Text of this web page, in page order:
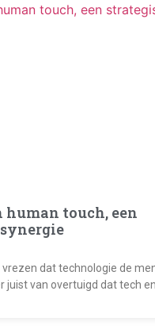
human touch, een
dat technologie de
juist van overtuigd dat tech